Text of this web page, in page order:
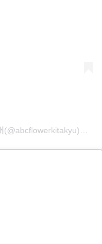
北九州 フラスタ 花屋 ABCフラワー北九州(@abcflowerkitakyu)がシェアした投稿